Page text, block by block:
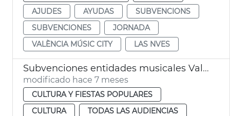
AJUDES
AYUDAS
SUBVENCIONS
SUBVENCIONES
JORNADA
VALÈNCIA MÚSIC CITY
LAS NVES
Subvenciones entidades musicales València
modificado hace 7 meses
CULTURA Y FIESTAS POPULARES
CULTURA
TODAS LAS AUDIENCIAS